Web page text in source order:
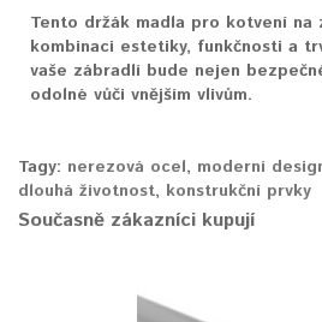
Tento držák madla pro kotvení na
kombinaci estetiky, funkčnosti a
vaše zábradlí bude nejen
odolné vůči vnějším vlivům.
Tagy: nerezová ocel, moderní
dlouhá životnost, konstrukční prvky
Současně zákazníci kupují